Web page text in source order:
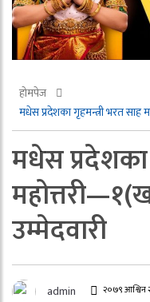
होमपेज
मधेस प्रदेशका गृहमन्त्री भरत साह
मधेस प्रदेशका
उम्मेदवारी
admin २०७९ आश्विन